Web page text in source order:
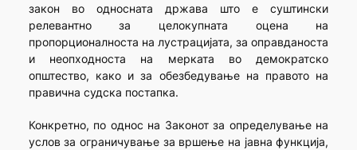
закон во односната држава што е суштински
релевантно за целокупната оцена на
пропорционалноста на лустрацијата, за оправданоста
и неопходноста на мерката во демократско
општество, како и за обезбедување на правото на
правична судска постапка.
Конкретно, по однос на Законот за определување на
услов за ограничување за вршење на јавна функција,